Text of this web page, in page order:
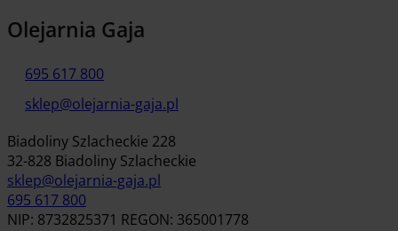
Olejarnia Gaja
695 617 800
sklep@olejarnia-gaja.pl
Biadoliny Szlacheckie 228
32-828 Biadoliny Szlacheckie
sklep@olejarnia-gaja.pl
695 617 800
NIP: 8732825371 REGON: 365001778